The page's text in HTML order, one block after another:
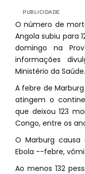
O número de
Angola subiu para
domingo na
informações
Ministério da Saúde.
A febre de
atingem o
que deixou 123
Congo, entre os
O Marburg
Ebola --febre,
Ao menos 132